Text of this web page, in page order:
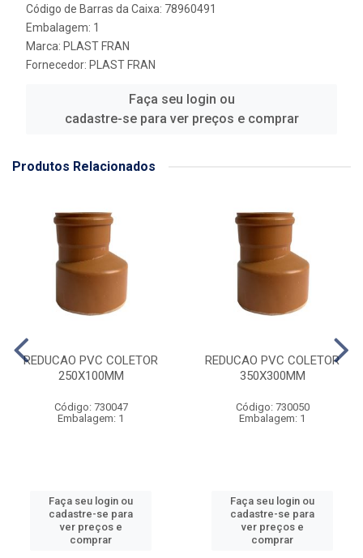
Código de Barras da Caixa: 78960491
Embalagem: 1
Marca: PLAST FRAN
Fornecedor: PLAST FRAN
Faça seu login ou
cadastre-se para ver preços e comprar
Produtos Relacionados
REDUCAO PVC COLETOR
250X100MM
Código: 730047
Embalagem: 1
Faça seu login ou
cadastre-se para
ver preços e
comprar
REDUCAO PVC COLETOR
350X300MM
Código: 730050
Embalagem: 1
Faça seu login ou
cadastre-se para
ver preços e
comprar